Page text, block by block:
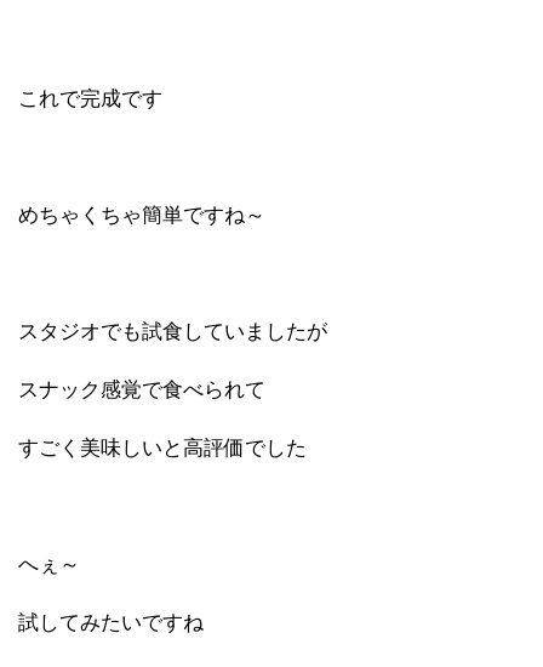
これで完成です
めちゃくちゃ簡単ですね～
スタジオでも試食していましたが
スナック感覚で食べられて
すごく美味しいと高評価でした
へぇ～
試してみたいですね